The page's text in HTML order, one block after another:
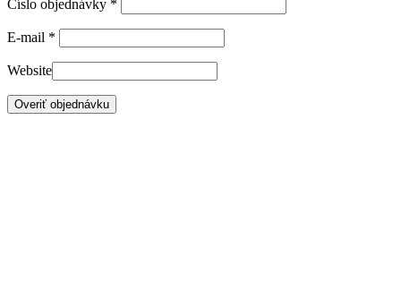
Číslo objednávky *
E-mail *
Website
Overiť objednávku